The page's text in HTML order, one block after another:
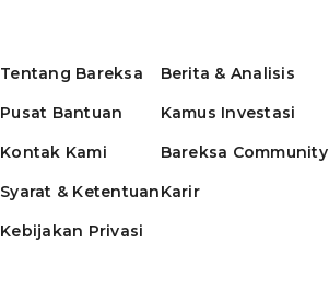
Tentang Bareksa
Pusat Bantuan
Kontak Kami
Syarat & Ketentuan
Kebijakan Privasi
Berita & Analisis
Kamus Investasi
Bareksa Community
Karir